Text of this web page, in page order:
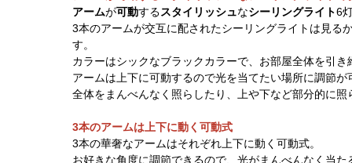
アームが可動するスタイリッシュなシーリングライト6
3本のアームが交互に配されたシーリングライトは見る
す。
カラーはシックなブラックカラーで、お部屋全体を引き
アームは上下に可動するので光を当てたい場所に調節が
全体をまんべんなく照らしたり、上や下など部分的に
3本のアームは上下に動く可動式
3本の華奢なアームはそれぞれ上下に動く可動式。
お好きな角度に調節できるので、光がまんべんなく当